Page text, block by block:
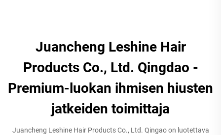
Juancheng Leshine Hair
Products Co., Ltd. Qingdao -
Premium-luokan ihmisen hiusten
jatkeiden toimittaja
Juancheng Leshine Hair Products Co., Ltd. Qingao on luotettava